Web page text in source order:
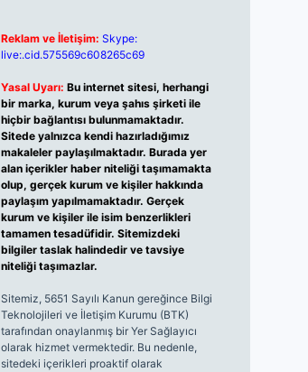
Reklam ve İletişim: Skype:
live:.cid.575569c608265c69
Yasal Uyarı: Bu internet sitesi, herhangi
bir marka, kurum veya şahıs şirketi ile
hiçbir bağlantısı bulunmamaktadır.
Sitede yalnızca kendi hazırladığımız
makaleler paylaşılmaktadır. Burada yer
alan içerikler haber niteliği taşımamakta
olup, gerçek kurum ve kişiler hakkında
paylaşım yapılmamaktadır. Gerçek
kurum ve kişiler ile isim benzerlikleri
tamamen tesadüfidir. Sitemizdeki
bilgiler taslak halindedir ve tavsiye
niteliği taşımazlar.
Sitemiz, 5651 Sayılı Kanun gereğince Bilgi
Teknolojileri ve İletişim Kurumu (BTK)
tarafından onaylanmış bir Yer Sağlayıcı
olarak hizmet vermektedir. Bu nedenle,
sitedeki içerikleri proaktif olarak